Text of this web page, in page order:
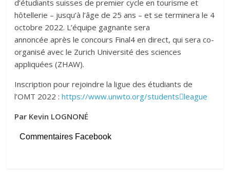
d’étudiants suisses de premier cycle en tourisme et
hôtellerie – jusqu’à l’âge de 25 ans – et se terminera le 4
octobre 2022. L’équipe gagnante sera
annoncée après le concours Final4 en direct, qui sera co-
organisé avec le Zurich Université des sciences
appliquées (ZHAW).
Inscription pour rejoindre la ligue des étudiants de
l’OMT 2022 :https://www.unwto.org/students￾league
Par Kevin LOGNONÉ
Commentaires Facebook